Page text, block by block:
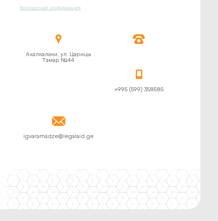
Контактная информация

Ахалкалаки, ул. Царицы
Тамар №44


+995 (599) 358585

igvaramadze@legalaid.ge